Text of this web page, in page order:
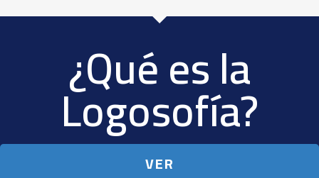
¿Qué es la
Logosofía?
VER